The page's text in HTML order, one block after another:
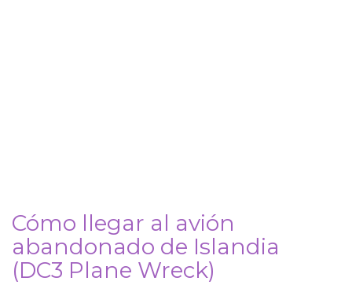
Cómo llegar al avión
abandonado de Islandia
(DC3 Plane Wreck)